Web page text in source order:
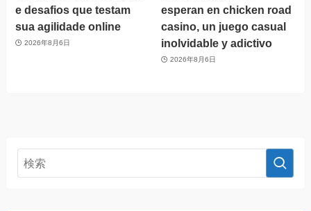
e desafios que testam
sua agilidade online
2026年8月6日
esperan en chicken road
casino, un juego casual
inolvidable y adictivo
2026年8月6日